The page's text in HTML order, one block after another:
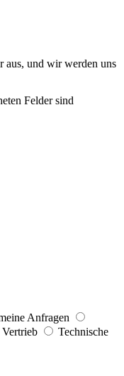
aus, und wir werden uns
Felder sind
Anfragen
Vertrieb
Technische